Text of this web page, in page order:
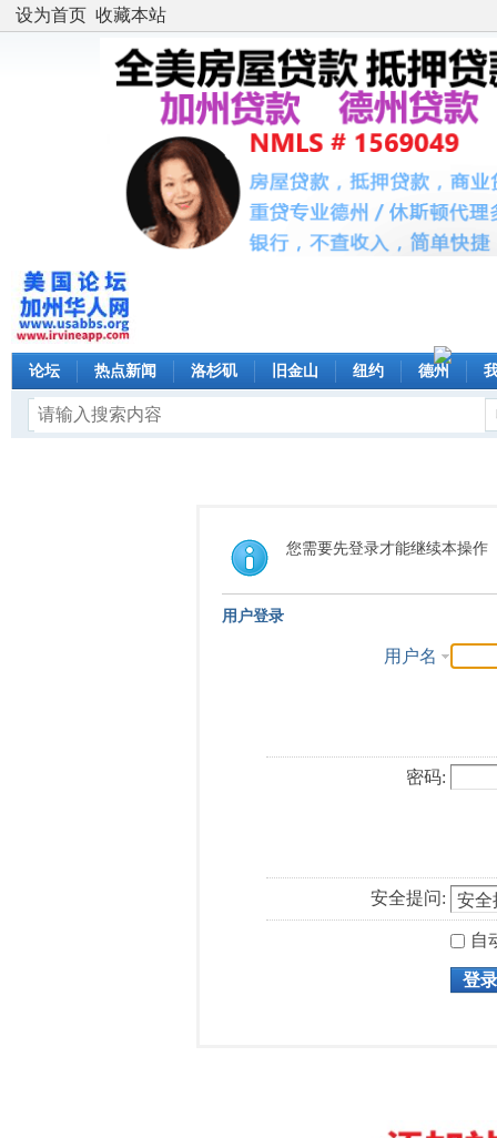
设为首页 收藏本站
论坛 热点新闻 洛杉矶 旧金山 纽约 德州
您需要先登录才能继续本操作
用户登录
用户名
密码:
安全提问:
自
登录